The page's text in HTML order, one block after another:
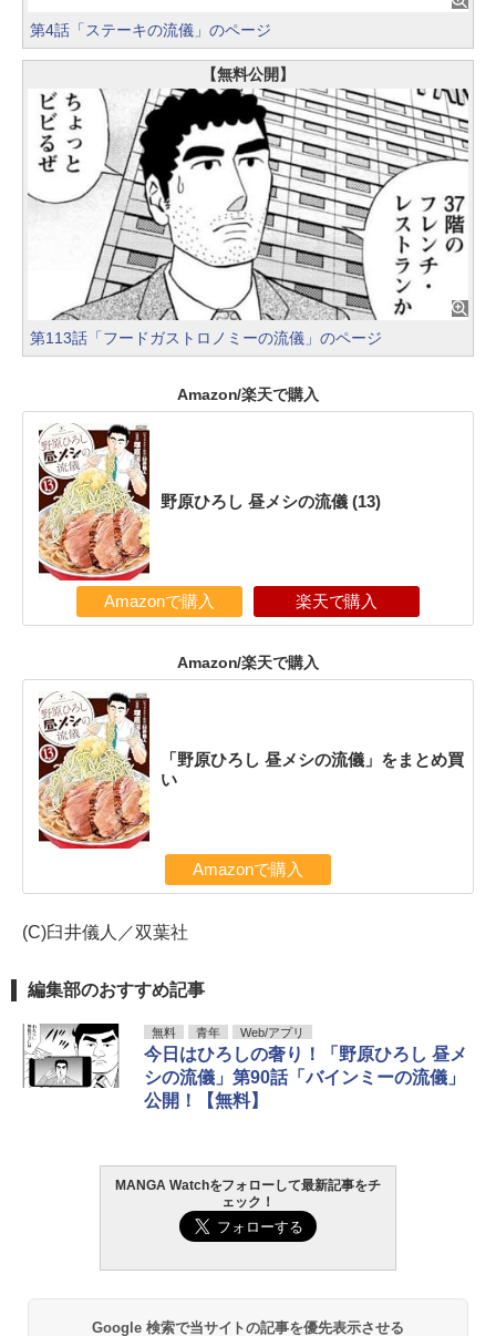
第4話「ステーキの流儀」のページ
【無料公開】
第113話「フードガストロノミーの流儀」のページ
Amazon/楽天で購入
野原ひろし 昼メシの流儀 (13)
Amazonで購入 楽天で購入
Amazon/楽天で購入
「野原ひろし 昼メシの流儀」をまとめ買
い
Amazonで購入
(C)臼井儀人／双葉社
編集部のおすすめ記事
無料 青年 Web/アプリ
今日はひろしの奢り！「野原ひろし 昼メ
シの流儀」第90話「バインミーの流儀」
公開！【無料】
MANGA Watchをフォローして最新記事をチ
ェック！
Google 検索で当サイトの記事を優先表示させる